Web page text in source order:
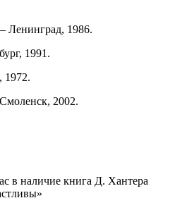
Ленинград, 1986.
1991.
1972.
2002.
в наличие книга Д. Хантера